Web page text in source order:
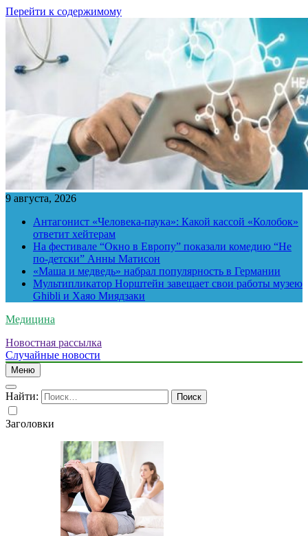
Перейти к содержимому
9 августа, 2026
Антагонист «Человека-паука»: Какой кассой «Колобок»
ответит хейтерам
На фестивале “Окно в Европу” показали комедию “Не
по-детски” Анны Матисон
«Маша и медведь» набрал популярность в Германии
Мультипликатор Норштейн завещает свои работы музею
Ghibli и Хаяо Миядзаки
Медицина
Новостная рассылка
Случайные новости
Меню
Найти:
Заголовки